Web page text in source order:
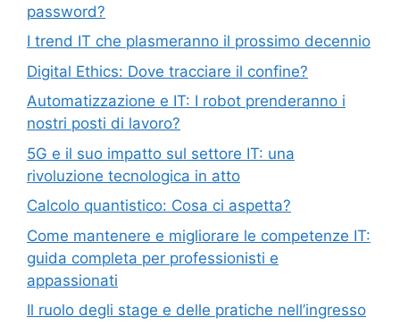
password?
I trend IT che plasmeranno il prossimo decennio
Digital Ethics: Dove tracciare il confine?
Automatizzazione e IT: I robot prenderanno i
nostri posti di lavoro?
5G e il suo impatto sul settore IT: una
rivoluzione tecnologica in atto
Calcolo quantistico: Cosa ci aspetta?
Come mantenere e migliorare le competenze IT:
guida completa per professionisti e
appassionati
Il ruolo degli stage e delle pratiche nell’ingresso